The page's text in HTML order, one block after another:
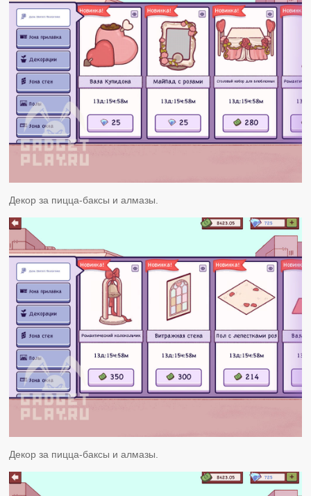
Декор за пицца-баксы и алмазы.
Декор за пицца-баксы и алмазы.